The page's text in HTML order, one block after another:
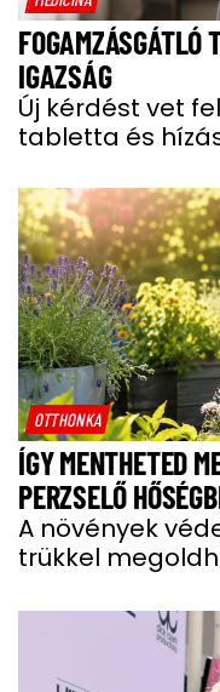
IGAZSÁG
Új kérdést vet
tabletta és
OTTHONKA
ÍGY MENTHETED
PERZSELŐ
A növények
trükkel